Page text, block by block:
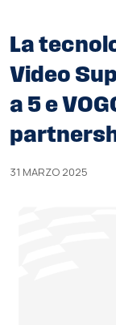
La
Video
a 5 e
31 MARZO 2025